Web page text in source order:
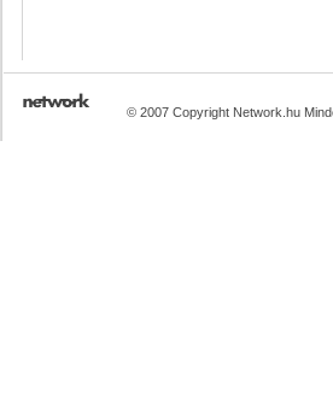
© 2007 Copyright Network.hu